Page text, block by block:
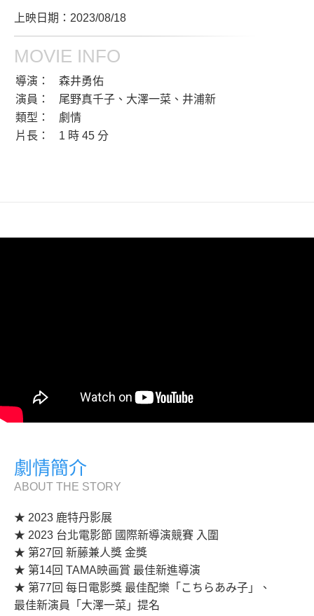
上映日期：2023/08/18
MOVIE INFO
導演：
森井勇佑
演員：
尾野真千子、大澤一菜、井浦新
類型：
劇情
片長：
1 時 45 分
劇情簡介
ABOUT THE STORY
★ 2023 鹿特丹影展
★ 2023 台北電影節 國際新導演競賽 入圍
★ 第27回 新藤兼人獎 金獎
★ 第14回 TAMA映画賞 最佳新進導演
★ 第77回 每日電影獎 最佳配樂「こちらあみ子」、
最佳新演員「大澤一菜」提名